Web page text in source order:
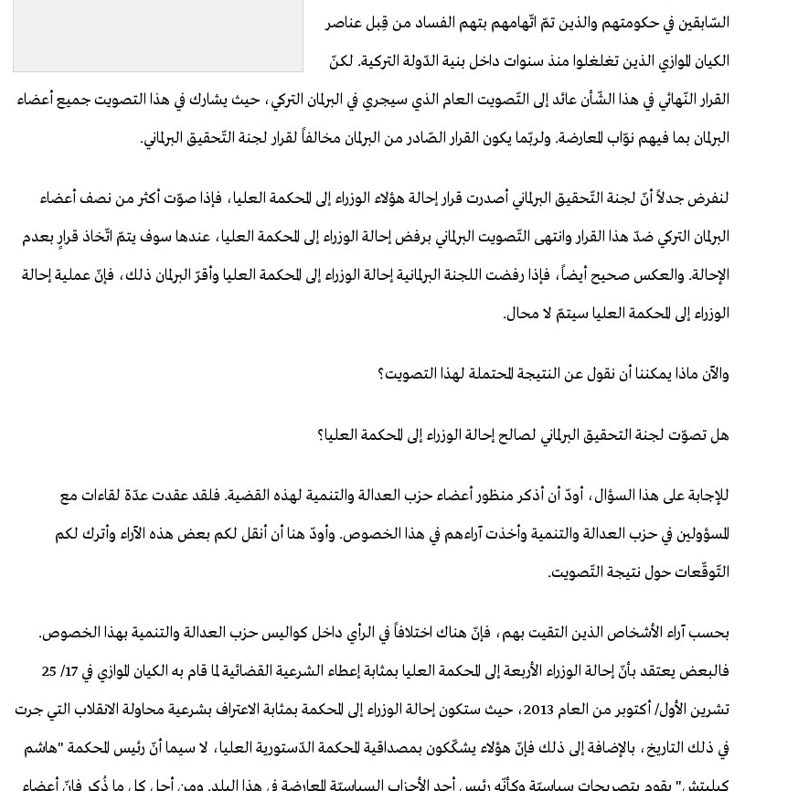
السّابقين في حكومتهم والذين تمّ اتّهامهم بتهم الفساد من قِبل عناصر
الكيان الموازي الذين تغلغلوا منذ سنوات داخل بنية الدّولة التركية. لكنّ
القرار النّهائي في هذا الشّأن عائد إلى التّصويت العام الذي سيجري في البرلمان التركي، حيث يشارك في هذا التصويت جميع أعضاء
البرلمان بما فيهم نوّاب المعارضة. ولربّما يكون القرار الصّادر من البرلمان مخالفاً لقرار لجنة التّحقيق البرلماني.
لنفرض جدلاً أنّ لجنة التّحقيق البرلماني أصدرت قرار إحالة هؤلاء الوزراء إلى المحكمة العليا، فإذا صوّت أكثر من نصف أعضاء
البرلمان التركي ضدّ هذا القرار وانتهى التّصويت البرلماني برفض إحالة الوزراء إلى المحكمة العليا، عندها سوف يتمّ اتّخاذ قرارٍ بعدم
الإحالة. والعكس صحيح أيضاً، فإذا رفضت اللجنة البرلمانية إحالة الوزراء إلى المحكمة العليا وأقرّ البرلمان ذلك، فإنّ عملية إحالة
الوزراء إلى المحكمة العليا سيتمّ لا محال.
والآن ماذا يمكننا أن نقول عن النتيجة المحتملة لهذا التصويت؟
هل تصوّت لجنة التحقيق البرلماني لصالح إحالة الوزراء إلى المحكمة العليا؟
للإجابة على هذا السؤال، أودّ أن أذكر منظور أعضاء حزب العدالة والتنمية لهذه القضية. فلقد عقدت عدّة لقاءات مع
المسؤولين في حزب العدالة والتنمية وأخذت آراءهم في هذا الخصوص. وأودّ هنا أن أنقل لكم بعض هذه الآراء وأترك لكم
التّوقّعات حول نتيجة التّصويت.
بحسب آراء الأشخاص الذين التقيت بهم، فإنّ هناك اختلافاً في الرأي داخل كواليس حزب العدالة والتنمية بهذا الخصوص.
فالبعض يعتقد بأنّ إحالة الوزراء الأربعة إلى المحكمة العليا بمثابة إعطاء الشرعية القضائية لما قام به الكيان الموازي في 17/ 25
تشرين الأول/ أكتوبر من العام 2013، حيث ستكون إحالة الوزراء إلى المحكمة بمثابة الاعتراف بشرعية محاولة الانقلاب التي جرت
في ذلك التاريخ، بالإضافة إلى ذلك فإنّ هؤلاء يشكّكون بمصداقية المحكمة الدّستورية العليا، لا سيما أنّ رئيس المحكمة "هاشم
كيليتش" يقوم بتصريحات سياسيّة وكأنّه رئيس أحد الأحزاب السياسيّة المعارضة في هذا البلد. ومن أجل كل ما ذُكر فإنّ أعضاء